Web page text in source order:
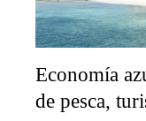
Economía
de pesca,